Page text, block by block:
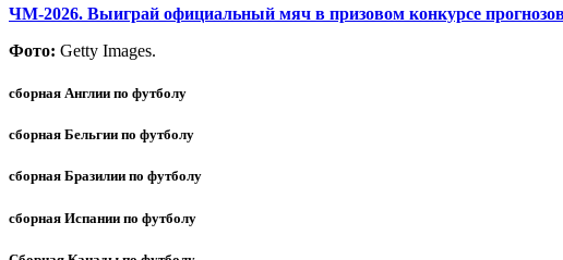
ЧМ-2026. Выиграй официальный мяч в призовом конкурсе
Фото: Getty Images.
сборная Англии по футболу
сборная Бельгии по футболу
сборная Бразилии по футболу
сборная Испании по футболу